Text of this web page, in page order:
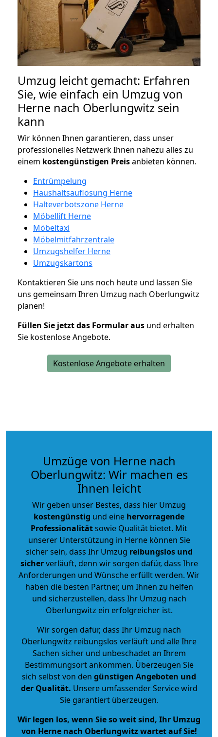
Umzug leicht gemacht: Erfahren
Sie, wie einfach ein Umzug von
Herne nach Oberlungwitz sein
kann
Wir können Ihnen garantieren, dass unser
professionelles Netzwerk Ihnen nahezu alles zu
einem kostengünstigen Preisanbieten können.
Entrümpelung
Haushaltsauflösung Herne
Halteverbotszone Herne
Möbellift Herne
Möbeltaxi
Möbelmitfahrzentrale
Umzugshelfer Herne
Umzugskartons
Kontaktieren Sie uns noch heute und lassen Sie
uns gemeinsam Ihren Umzug nach Oberlungwitz
planen!
Füllen Sie jetzt das Formular aus und erhalten
Sie kostenlose Angebote.
Kostenlose Angebote erhalten
Umzüge von Herne nach
Oberlungwitz: Wir machen es
Ihnen leicht
Wir geben unser Bestes, dass hier Umzug
kostengünstig und eine hervorragende
Professionalitätsowie Qualität bietet. Mit
unserer Unterstützung in Herne können Sie
sicher sein, dass Ihr Umzug reibungslos und
sicherverläuft, denn wir sorgen dafür, dass Ihre
Anforderungen und Wünsche erfüllt werden. Wir
haben die besten Partner, um Ihnen zu helfen
und sicherzustellen, dass Ihr Umzug nach
Oberlungwitz ein erfolgreicher ist.
Wir sorgen dafür, dass Ihr Umzug nach
Oberlungwitz reibungslos verläuft und alle Ihre
Sachen sicher und unbeschadet an Ihrem
Bestimmungsort ankommen. Überzeugen Sie
sich selbst von den günstigen Angeboten und
der Qualität. Unsere umfassender Service wird
Sie garantiert überzeugen.
Wir legen los, wenn Sie so weit sind, Ihr Umzug
von Herne nach Oberlungwitz wartet auf Sie!